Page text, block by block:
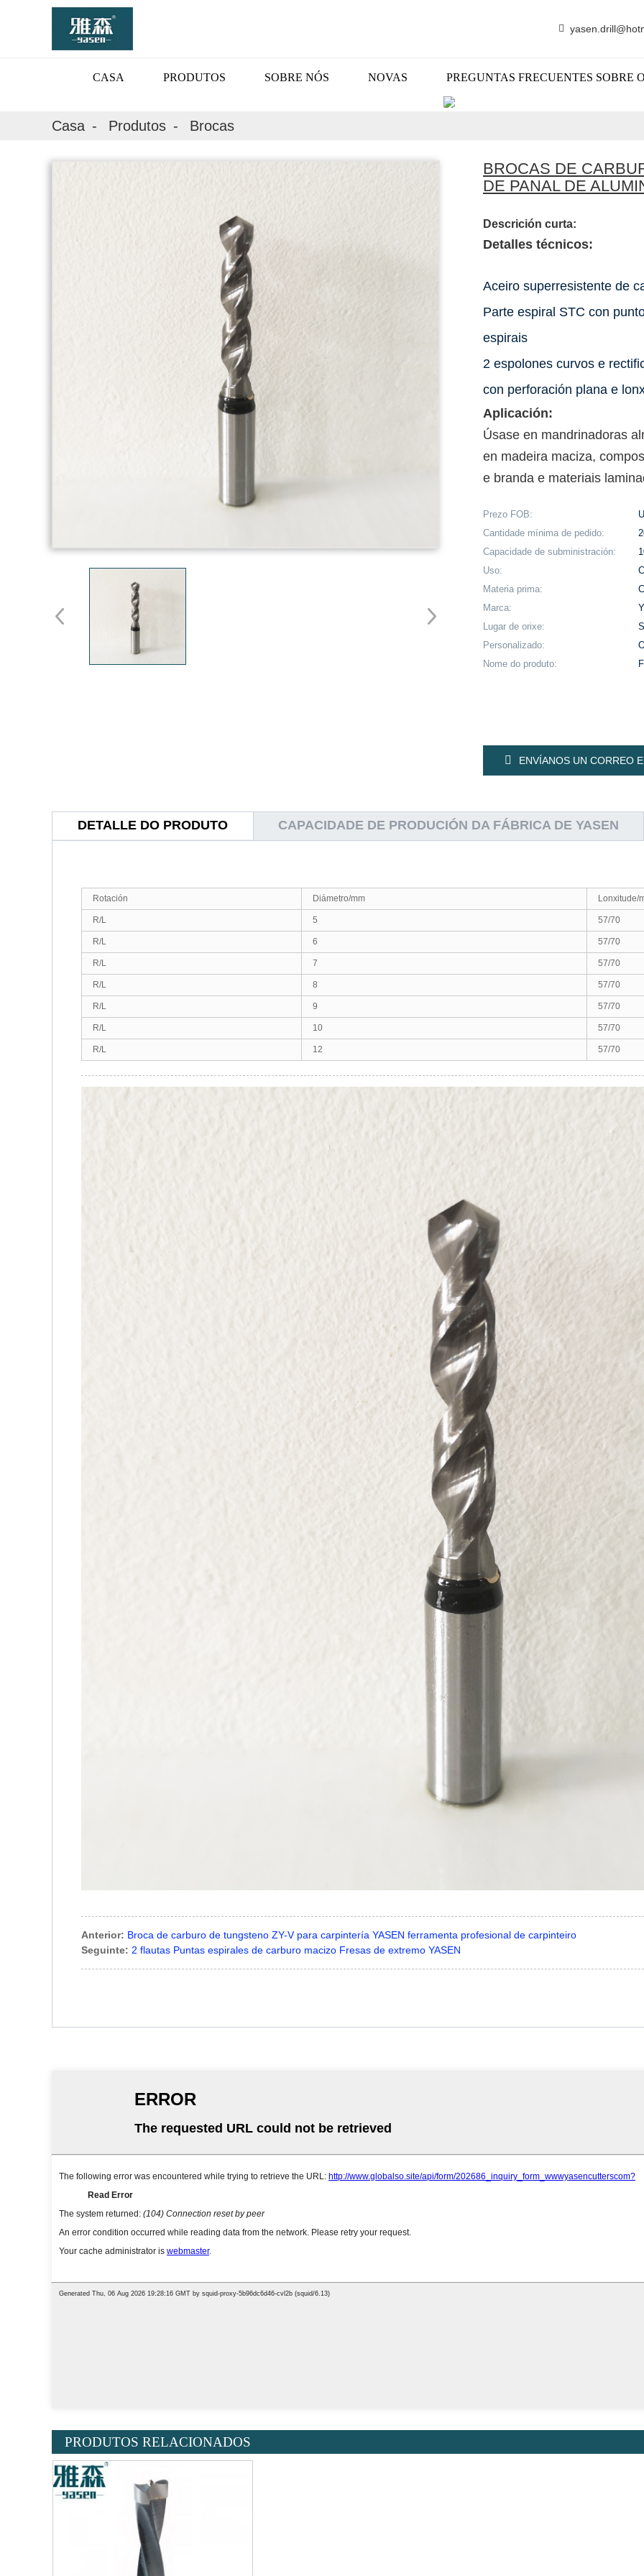
CASA PRODUTOS SOBRE NÓS NOVAS PREGUNTAS FRECUENTES SOBRE
PRODUTOS
Casa Produtos Brocas
BROCAS DE
DE PANAL DE
Descrición curta:
Detalles técnicos:
Aceiro superresistente de
Parte espiral STC con
espirais
2 espolones curvos e
con perforación plana e
Aplicación:
Úsase en mandrinadoras
en madeira maciza,
e branda e materiais
Prezo FOB:
Cantidade mínima de pedido:
Capacidade de subministración:
Uso:
Materia prima:
Marca:
Lugar de orixe:
Personalizado:
Nome do produto:
ENVÍANOS UN CORREO
DETALLE DO PRODUTO CAPACIDADE DE PRODUCIÓN DA FÁBRICA DE YASEN
Rotación Diámetro/mm Lonxitude/
R/L 5 57/70
R/L 6 57/70
R/L 7 57/70
R/L 8 57/70
R/L 9 57/70
R/L 10 57/70
R/L 12 57/70
Anterior: Broca de carburo de tungsteno ZY-V para carpintería YASEN ferramenta profesional de carpinteiro
Seguinte: 2 flautas Puntas espirales de carburo macizo Fresas de extremo YASEN
PRODUTOS RELACIONADOS